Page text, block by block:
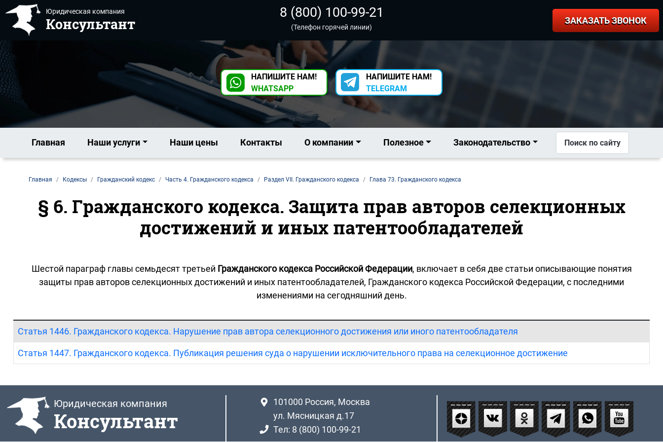
Юридическая компания
Консультант
8 (800) 100-99-21
(Телефон горячей линии)
ЗАКАЗАТЬ ЗВОНОК
НАПИШИТЕ НАМ!
WHATSAPP
НАПИШИТЕ НАМ!
TELEGRAM
Главная Наши услуги Наши цены Контакты О компании Полезное Законодательство Поиск по сайту
Главная Кодексы Гражданский кодекс Часть 4. Гражданского кодекса Раздел VII. Гражданского кодекса Глава 73. Гражданского кодекса
§ 6. Гражданского кодекса. Защита прав авторов селекционных
достижений и иных патентообладателей
Шестой параграф главы семьдесят третьей Гражданского кодекса Российской Федерации, включает в себя две статьи описывающие понятия
защиты прав авторов селекционных достижений и иных патентообладателей, Гражданского кодекса Российской Федерации, с последними
изменениями на сегодняшний день.
Статья 1446. Гражданского кодекса. Нарушение прав автора селекционного достижения или иного патентообладателя
Статья 1447. Гражданского кодекса. Публикация решения суда о нарушении исключительного права на селекционное достижение
Юридическая компания
Консультант
101000 Россия, Москва
ул. Мясницкая д.17
Тел: 8 (800) 100-99-21